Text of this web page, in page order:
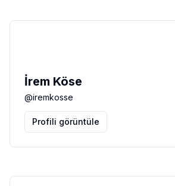
İrem Köse
@iremkosse
Profili görüntüle